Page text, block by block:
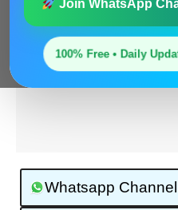
Join WhatsApp
100% Free • Daily
हमें फॉलो करें:
Whatsapp Channel